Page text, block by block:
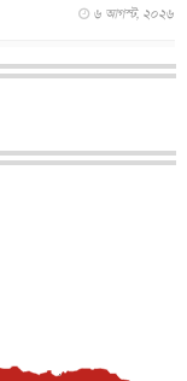
৬ আগস্ট, ২০২৬
বিমান মুখোমুখি, তদন্...
৬ আগস্ট, ২০২৬
মালিক এখন জস বাটলার
বাড়ির মালিক
৬ আগস্ট, ২০২৬